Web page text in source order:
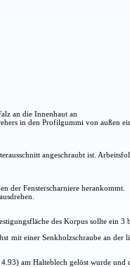
an die Innenhaut an
in den Profilgummi von außen
angeschraubt ist.
der Fensterscharniere herankommt.
des Korpus sollte ein 3
mit einer Senkholzschraube an
am Halteblech gelöst wurde und